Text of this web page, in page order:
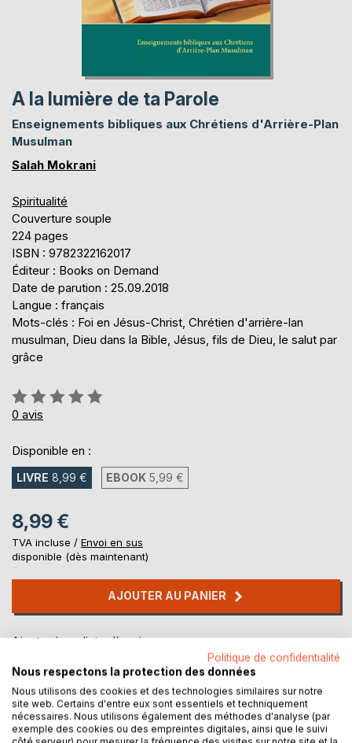
A la lumière de ta Parole
Enseignements bibliques aux Chrétiens d'Arrière-Plan
Musulman
Salah Mokrani
Spiritualité
Couverture souple
224 pages
ISBN : 9782322162017
Éditeur : Books on Demand
Date de parution : 25.09.2018
Langue : français
Mots-clés : Foi en Jésus-Christ, Chrétien d'arrière-lan
musulman, Dieu dans la Bible, Jésus, fils de Dieu, le salut par
grâce
Évaluation:
0%
0 avis
Disponible en :
LIVRE 8,99 € EBOOK 5,99 €
8,99 €
TVA incluse / Envoi en sus
disponible (dès maintenant)
AJOUTER AU PANIER
Ajouter à ma liste d'envies
Politique de confidentialité
Nous respectons la protection des données
Nous utilisons des cookies et des technologies similaires sur notre
site web. Certains d'entre eux sont essentiels et techniquement
nécessaires. Nous utilisons également des méthodes d'analyse (par
exemple des cookies ou des empreintes digitales, ainsi que le suivi